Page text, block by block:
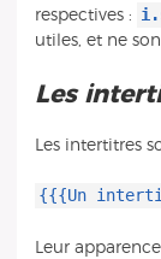
respectives :
utiles, et ne
Les
Les intertitres
{{{Un
Leur